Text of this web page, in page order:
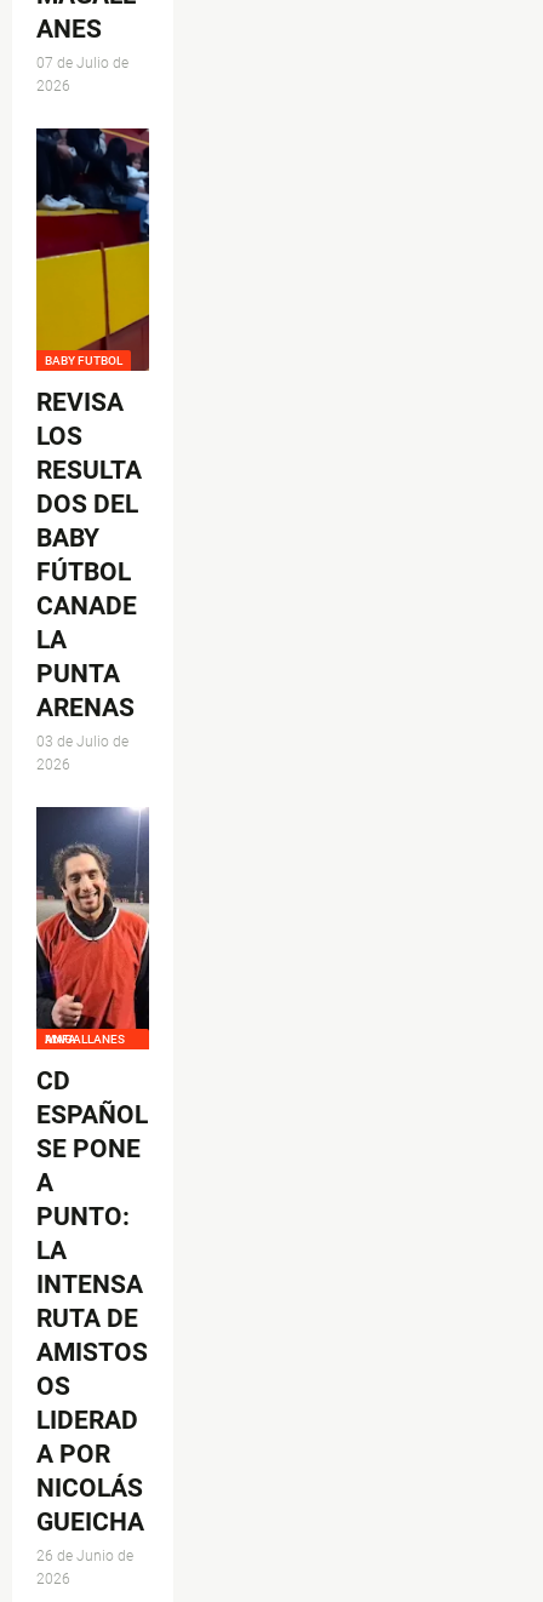
ANES
07 de Julio de
2026
BABY FUTBOL
REVISA
LOS
RESULTA
DOS DEL
BABY
FÚTBOL
CANADE
LA
PUNTA
ARENAS
03 de Julio de
2026
ANFA MAGALLANES
CD
ESPAÑOL
SE PONE
A
PUNTO:
LA
INTENSA
RUTA DE
AMISTOS
OS
LIDERAD
A POR
NICOLÁS
GUEICHA
26 de Junio de
2026